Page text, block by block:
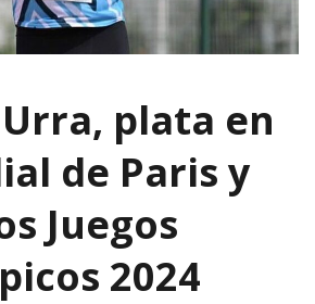
plata en
de Paris y
Juegos
2024